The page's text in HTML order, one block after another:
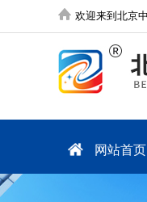
欢迎来到北京
网站首页